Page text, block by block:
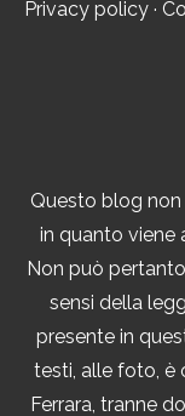
Privacy policy ·
Questo blog
in quanto viene
Non può
sensi della
presente in
testi, alle foto, è
Ferrara, tranne